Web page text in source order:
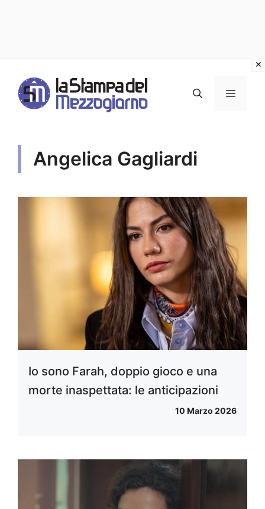
contenuto
MENU
Angelica Gagliardi
Io sono Farah, doppio gioco e una
morte inaspettata: le anticipazioni
10 Marzo 2026